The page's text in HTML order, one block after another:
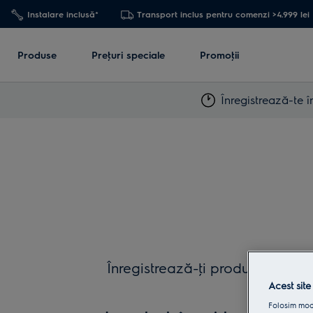
Instalare inclusă* Transport inclus pentru comenzi >4.999 lei
Produse Preţuri speciale Promoţii
Înregistrează-te
Înregistrează-ţi produsele în
simpli
Acest
Folosim